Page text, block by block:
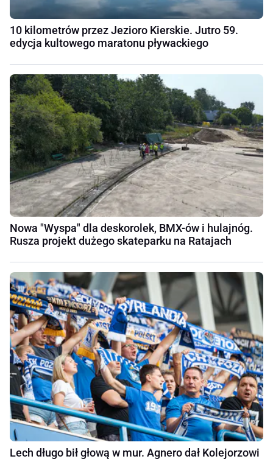
10 kilometrów przez Jezioro Kierskie. Jutro 59.
edycja kultowego maratonu pływackiego
Nowa "Wyspa" dla deskorolek, BMX-ów i hulajnóg.
Rusza projekt dużego skateparku na Ratajach
Lech długo bił głową w mur. Agnero dał Kolejorzowi